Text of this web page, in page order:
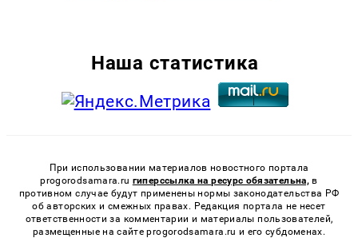
Наша статистика
При использовании материалов новостного портала
progorodsamara.ru гиперссылка на ресурс обязательна, в
противном случае будут применены нормы законодательства РФ
об авторских и смежных правах. Редакция портала не несет
ответственности за комментарии и материалы пользователей,
размещенные на сайте progorodsamara.ru и его субдоменах.